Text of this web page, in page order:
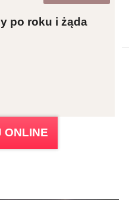
po roku i żąda
ONLINE